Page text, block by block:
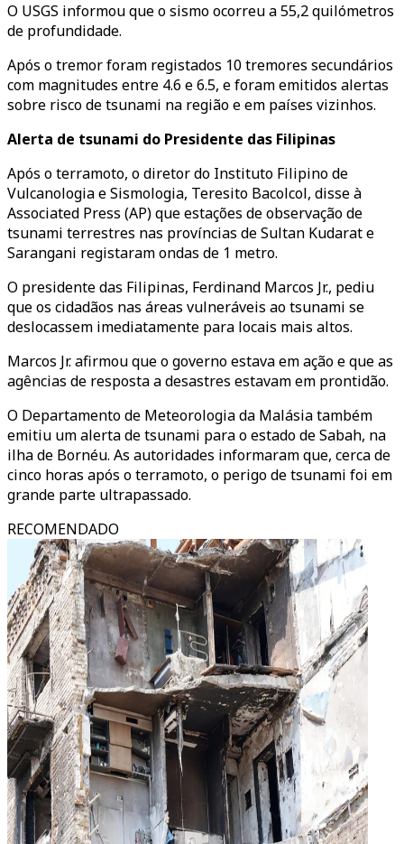
O USGS informou que o sismo ocorreu a 55,2 quilómetros
de profundidade.
Após o tremor foram registados 10 tremores secundários
com magnitudes entre 4.6 e 6.5, e foram emitidos alertas
sobre risco de tsunami na região e em países vizinhos.
Alerta de tsunami do Presidente das Filipinas
Após o terramoto, o diretor do Instituto Filipino de
Vulcanologia e Sismologia, Teresito Bacolcol, disse à
Associated Press (AP) que estações de observação de
tsunami terrestres nas províncias de Sultan Kudarat e
Sarangani registaram ondas de 1 metro.
O presidente das Filipinas, Ferdinand Marcos Jr., pediu
que os cidadãos nas áreas vulneráveis ao tsunami se
deslocassem imediatamente para locais mais altos.
Marcos Jr. afirmou que o governo estava em ação e que as
agências de resposta a desastres estavam em prontidão.
O Departamento de Meteorologia da Malásia também
emitiu um alerta de tsunami para o estado de Sabah, na
ilha de Bornéu. As autoridades informaram que, cerca de
cinco horas após o terramoto, o perigo de tsunami foi em
grande parte ultrapassado.
RECOMENDADO